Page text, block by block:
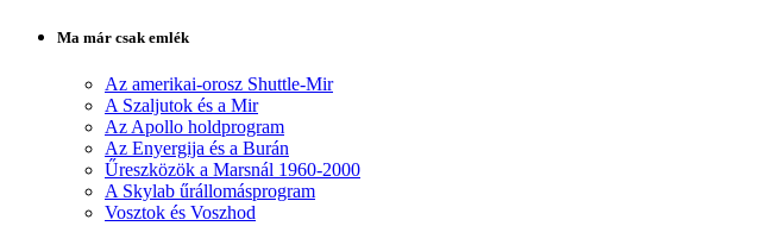
Ma már csak emlék
Az amerikai-orosz Shuttle-Mir
A Szaljutok és a Mir
Az Apollo holdprogram
Az Enyergija és a Burán
Űreszközök a Marsnál 1960-2000
A Skylab űrállomásprogram
Vosztok és Voszhod